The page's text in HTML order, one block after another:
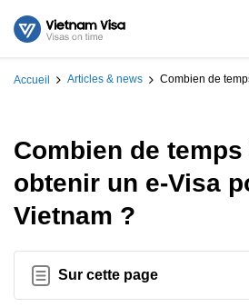
Accueil Articles & news Combien de
Combien de
obtenir un e-Visa
Vietnam ?
Sur cette page